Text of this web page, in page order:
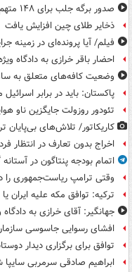
صدور برگه جلب برای ۱۴۸ متهم متخلف ارزی
ذخایر طلای چین افزایش یافت
فیلم/ آیا پرونده‌ای در
احضار باقر خرازی به دادگاه
وضعیت کافه‌های متعلق به
پاکستان: باید در برابر
تئودور روزولت جایگزین ناو
کاریکاتور/ تلاش‌های بی‌پایان
اخراج بدون تعارف در انتظار
اتمام بودجه پنتاگون در
وقتی ترامپ ریاست‌جمهوری را
ترکیه: توافق مکه علیه
جهانگیر: آقای خرازی به
افشای رسوایی جاسوسی
توافق برای برگزاری دیدار
ابراهیم صادقی سرمربی سایپا